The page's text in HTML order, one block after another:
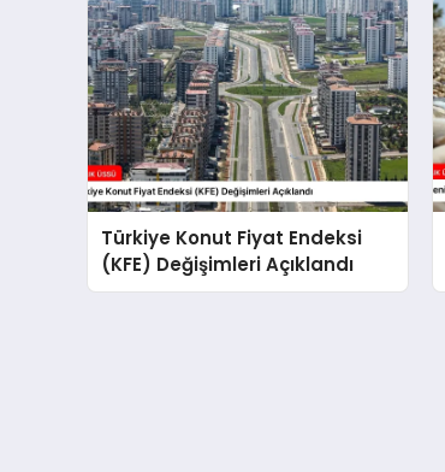
Türkiye Konut Fiyat Endeksi
(KFE) Değişimleri Açıklandı